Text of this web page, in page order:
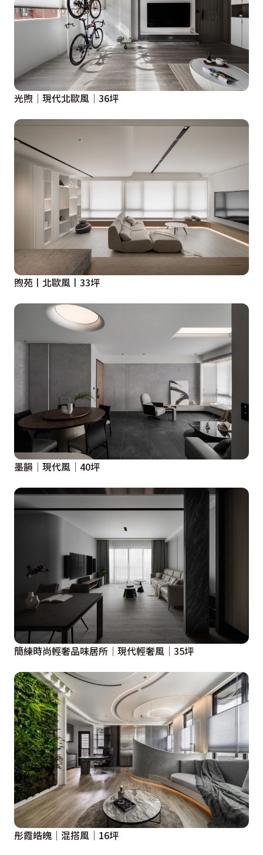
光煦│現代北歐風│36坪
煦苑丨北歐風丨33坪
墨韻│現代風│40坪
簡練時尚輕奢品味居所│現代輕奢風│35坪
彤霞皓魄│混搭風│16坪